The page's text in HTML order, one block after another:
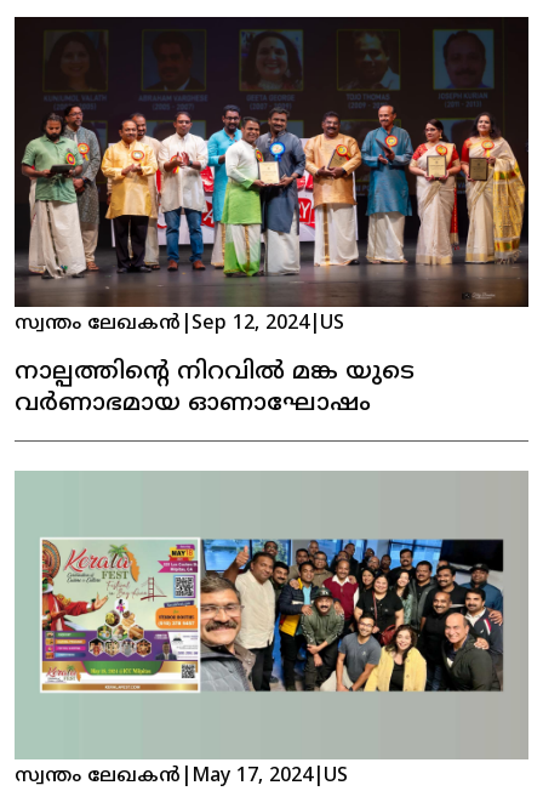
സ്വന്തം ലേഖകൻ Sep 12, 2024| US
നാല്പത്തിൻ്റെ നിറവിൽ മങ്ക യുടെ
വർണാഭമായ ഓണാഘോഷം
സ്വന്തം ലേഖകൻ May 17, 2024| US